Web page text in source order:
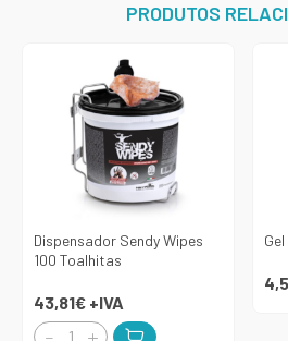
PRODUTOS
Dispensador Sendy Wipes
100 Toalhitas
43,81€ +IVA